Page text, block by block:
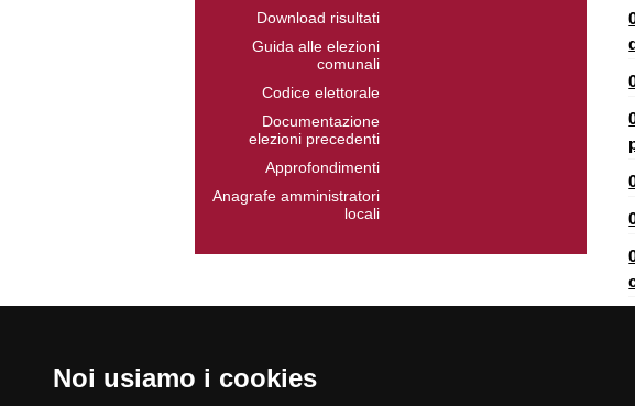
Noi usiamo i cookies
Download risultati
Guida alle elezioni
comunali
Codice elettorale
Documentazione
elezioni precedenti
Approfondimenti
Anagrafe amministratori
locali